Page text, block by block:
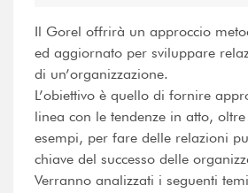
Il Gorel offrirà un approccio
ed aggiornato per sviluppare
di un’organizzazione.
L’obiettivo è quello di fornire
linea con le tendenze in atto,
esempi, per fare delle relazioni
chiave del successo delle
Verranno analizzati i seguenti